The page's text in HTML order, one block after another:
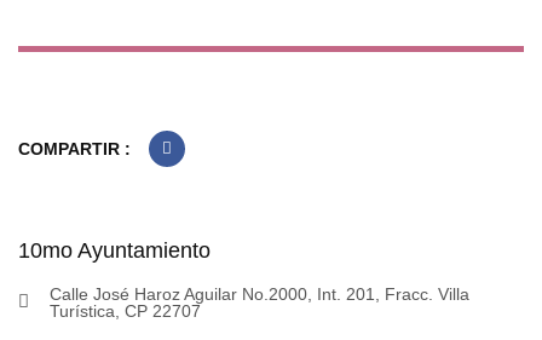
COMPARTIR :
10mo Ayuntamiento
Calle José Haroz Aguilar No.2000, Int. 201, Fracc. Villa
Turística, CP 22707